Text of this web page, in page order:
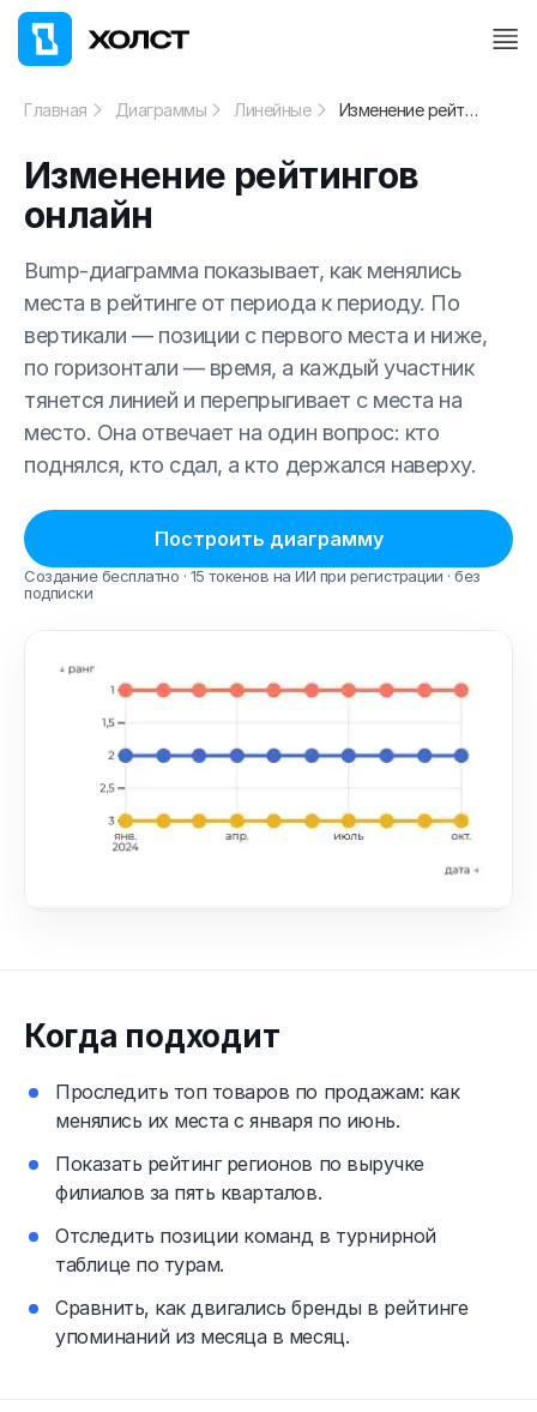
Главная Диаграммы Линейные Изменение рейтингов онлайн
Изменение рейтингов
онлайн
Bump-диаграмма показывает, как менялись
места в рейтинге от периода к периоду. По
вертикали — позиции с первого места и ниже,
по горизонтали — время, а каждый участник
тянется линией и перепрыгивает с места на
место. Она отвечает на один вопрос: кто
поднялся, кто сдал, а кто держался наверху.
Построить диаграмму
Создание бесплатно · 15 токенов на ИИ при регистрации · без
подписки
Когда подходит
Проследить топ товаров по продажам: как
менялись их места с января по июнь.
Показать рейтинг регионов по выручке
филиалов за пять кварталов.
Отследить позиции команд в турнирной
таблице по турам.
Сравнить, как двигались бренды в рейтинге
упоминаний из месяца в месяц.